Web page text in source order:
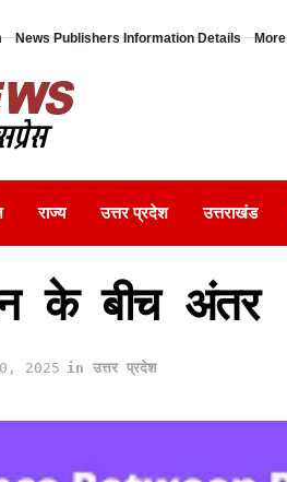
News Publishers Information Details More
राज्य उत्तर प्रदेश उत्तराखंड
के बीच अंतर
2025 in उत्तर प्रदेश